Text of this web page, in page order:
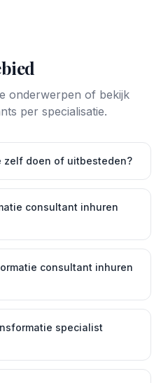
onderwerpen of bekijk
per specialisatie.
zelf doen of uitbesteden?
consultant inhuren
consultant inhuren
specialist